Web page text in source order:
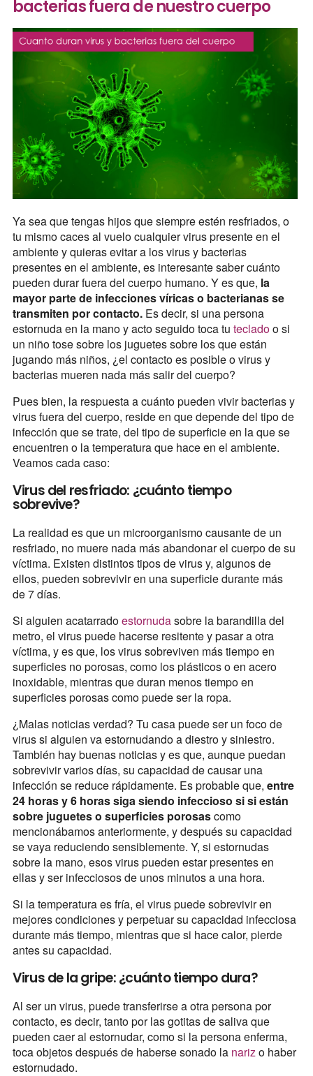
bacterias fuera de nuestro cuerpo
Ya sea que tengas hijos que siempre estén resfriados, o
tu mismo caces al vuelo cualquier virus presente en el
ambiente y quieras evitar a los virus y bacterias
presentes en el ambiente, es interesante saber cuánto
pueden durar fuera del cuerpo humano. Y es que, la
mayor parte de infecciones víricas o bacterianas se
transmiten por contacto.Es decir, si una persona
estornuda en la mano y acto seguido toca tu tecladoo si
un niño tose sobre los juguetes sobre los que están
jugando más niños, ¿el contacto es posible o virus y
bacterias mueren nada más salir del cuerpo?
Pues bien, la respuesta a cuánto pueden vivir bacterias y
virus fuera del cuerpo, reside en que depende del tipo de
infección que se trate, del tipo de superficie en la que se
encuentren o la temperatura que hace en el ambiente.
Veamos cada caso:
Virus del resfriado: ¿cuánto tiempo
sobrevive?
La realidad es que un microorganismo causante de un
resfriado, no muere nada más abandonar el cuerpo de su
víctima. Existen distintos tipos de virus y, algunos de
ellos, pueden sobrevivir en una superficie durante más
de 7 días.
Si alguien acatarradoestornudasobre la barandilla del
metro, el virus puede hacerse resitente y pasar a otra
víctima, y es que, los virus sobreviven más tiempo en
superficies no porosas, como los plásticos o en acero
inoxidable, mientras que duran menos tiempo en
superficies porosas como puede ser la ropa.
¿Malas noticias verdad? Tu casa puede ser un foco de
virus si alguien va estornudando a diestro y siniestro.
También hay buenas noticias y es que, aunque puedan
sobrevivir varios días, su capacidad de causar una
infección se reduce rápidamente. Es probable que, entre
24 horas y 6 horas siga siendo infeccioso si si están
sobre juguetes o superficies porosascomo
mencionábamos anteriormente, y después su capacidad
se vaya reduciendo sensiblemente. Y, si estornudas
sobre la mano, esos virus pueden estar presentes en
ellas y ser infecciosos de unos minutos a una hora.
Si la temperatura es fría, el virus puede sobrevivir en
mejores condiciones y perpetuar su capacidad infecciosa
durante más tiempo, mientras que si hace calor, pierde
antes su capacidad.
Virus de la gripe: ¿cuánto tiempo dura?
Al ser un virus, puede transferirse a otra persona por
contacto, es decir, tanto por las gotitas de saliva que
pueden caer al estornudar, como si la persona enferma,
toca objetos después de haberse sonado la narizo haber
estornudado.